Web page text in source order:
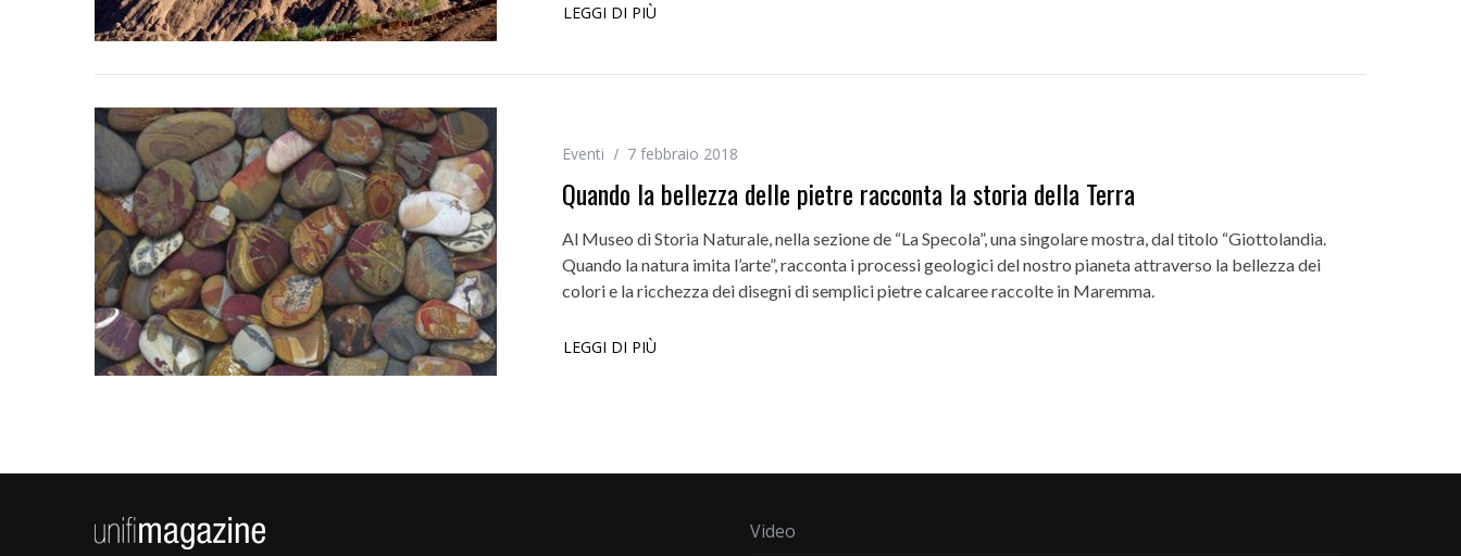
LEGGI DI PIÙ
Eventi 7 febbraio 2018
Quando la bellezza delle pietre racconta la storia della Terra
Al Museo di Storia Naturale, nella sezione de “La Specola”, una singolare mostra, dal titolo “Giottolandia.
Quando la natura imita l’arte”, racconta i processi geologici del nostro pianeta attraverso la bellezza dei
colori e la ricchezza dei disegni di semplici pietre calcaree raccolte in Maremma.
LEGGI DI PIÙ
Video